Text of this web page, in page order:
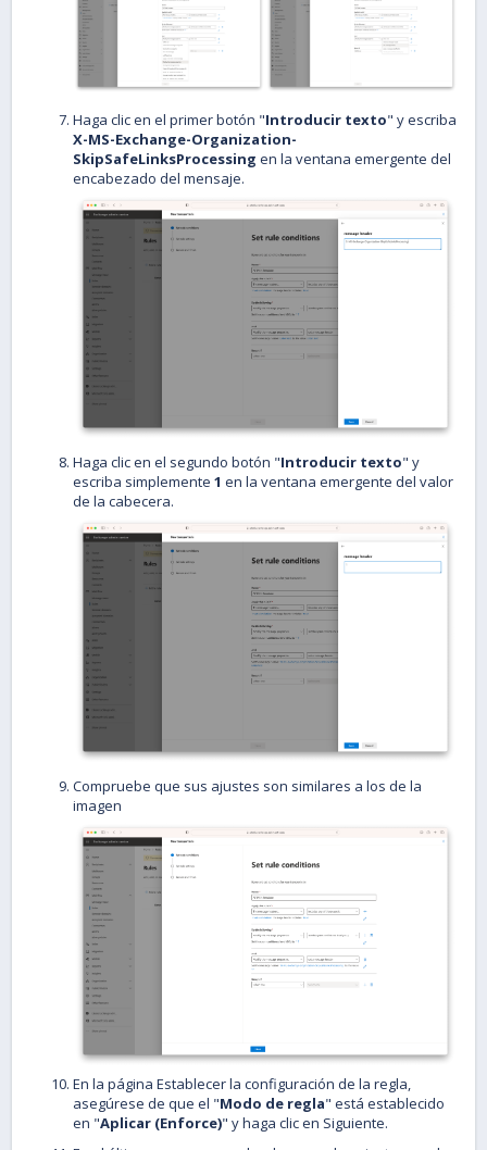
Haga clic en el primer botón "Introducir texto" y escriba
X-MS-Exchange-Organization-
SkipSafeLinksProcessing en la ventana emergente del
encabezado del mensaje.
Haga clic en el segundo botón "Introducir texto" y
escriba simplemente 1 en la ventana emergente del valor
de la cabecera.
Compruebe que sus ajustes son similares a los de la
imagen
En la página Establecer la configuración de la regla,
asegúrese de que el "Modo de regla" está establecido
en "Aplicar (Enforce)" y haga clic en Siguiente.